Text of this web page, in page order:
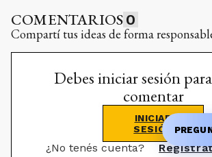
COMENTARIOS 0
Compartí tus ideas de forma
Debes iniciar sesión
comentar
INICIAR
SESIÓN
¿No tenés cuenta?